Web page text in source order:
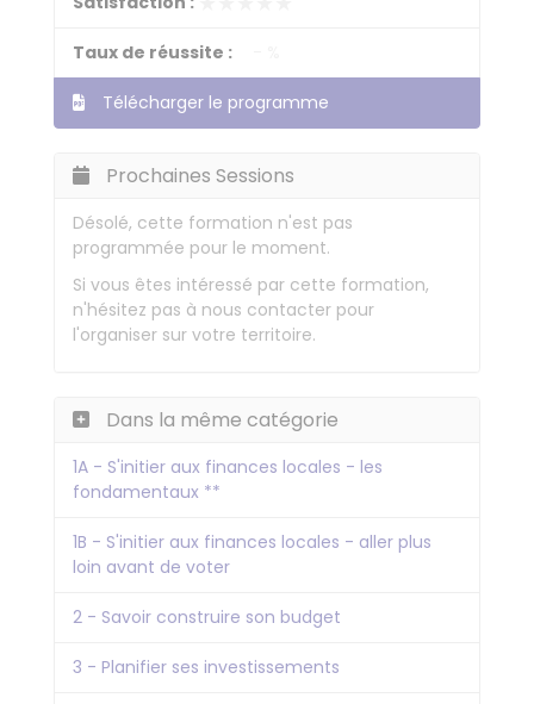
Taux de réussite :
Télécharger le programme
Prochaines Sessions
Désolé, cette formation n'est pas
programmée pour le moment.
Si vous êtes intéressé par cette formation,
n'hésitez pas à nous contacter pour
l'organiser sur votre territoire.
Dans la même catégorie
1A - S'initier aux finances locales - les
fondamentaux **
1B - S'initier aux finances locales - aller plus
loin avant de voter
2 - Savoir construire son budget
3 - Planifier ses investissements